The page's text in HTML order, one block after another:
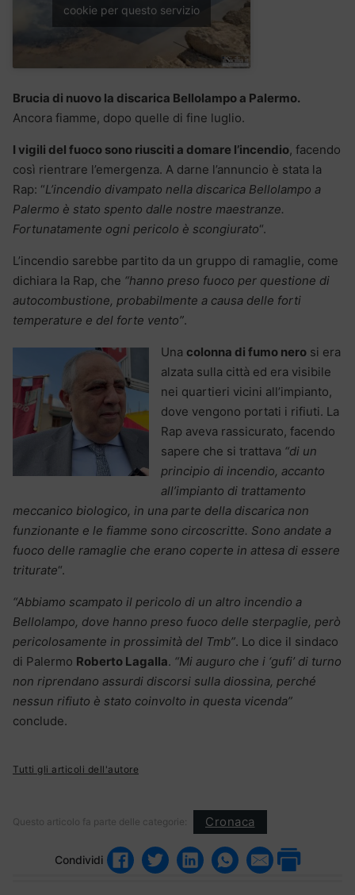
cookie per questo servizio
Brucia di nuovo la discarica Bellolampo a Palermo.
Ancora fiamme, dopo quelle di fine luglio.
I vigili del fuoco sono riusciti a domare l’incendio, facendo
così rientrare l’emergenza. A darne l’annuncio è stata la
Rap: “L’incendio divampato nella discarica Bellolampo a
Palermo è stato spento dalle nostre maestranze.
Fortunatamente ogni pericolo è scongiurato“.
L’incendio sarebbe partito da un gruppo di ramaglie, come
dichiara la Rap, che “hanno preso fuoco per questione di
autocombustione, probabilmente a causa delle forti
temperature e del forte vento”.
Una colonna di fumo nero si era
alzata sulla città ed era visibile
nei quartieri vicini all’impianto,
dove vengono portati i rifiuti. La
Rap aveva rassicurato, facendo
sapere che si trattava “di un
principio di incendio, accanto
all’impianto di trattamento
meccanico biologico, in una parte della discarica non
funzionante e le fiamme sono circoscritte. Sono andate a
fuoco delle ramaglie che erano coperte in attesa di essere
triturate“.
“Abbiamo scampato il pericolo di un altro incendio a
Bellolampo, dove hanno preso fuoco delle sterpaglie, però
pericolosamente in prossimità del Tmb”. Lo dice il sindaco
di Palermo Roberto Lagalla. “Mi auguro che i ‘gufi’ di turno
non riprendano assurdi discorsi sulla diossina, perché
nessun rifiuto è stato coinvolto in questa vicenda”
conclude.
Tutti gli articoli dell'autore
Questo articolo fa parte delle categorie: Cronaca
Condividi